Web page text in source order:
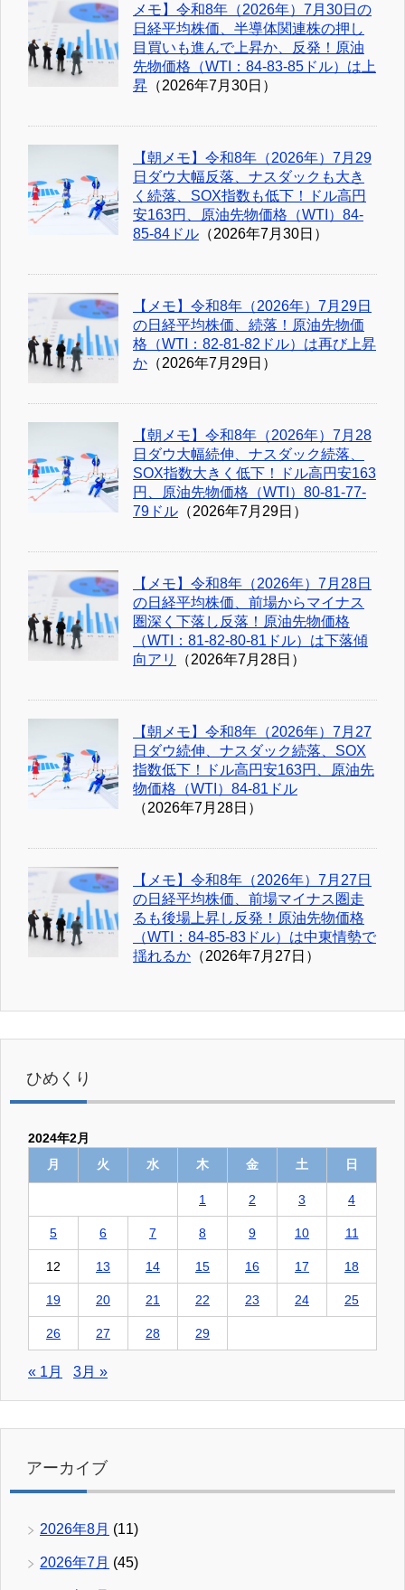
メモ】令和8年（2026年）7月30日の
日経平均株価、半導体関連株の押し
目買いも進んで上昇か、反発！原油
先物価格（WTI：84-83-85ドル）は上
昇 （2026年7月30日）
【朝メモ】令和8年（2026年）7月29
日ダウ大幅反落、ナスダックも大き
く続落、SOX指数も低下！ドル高円
安163円、原油先物価格（WTI）84-
85-84ドル （2026年7月30日）
【メモ】令和8年（2026年）7月29日
の日経平均株価、続落！原油先物価
格（WTI：82-81-82ドル）は再び上昇
か （2026年7月29日）
【朝メモ】令和8年（2026年）7月28
日ダウ大幅続伸、ナスダック続落、
SOX指数大きく低下！ドル高円安163
円、原油先物価格（WTI）80-81-77-
79ドル （2026年7月29日）
【メモ】令和8年（2026年）7月28日
の日経平均株価、前場からマイナス
圏深く下落し反落！原油先物価格
（WTI：81-82-80-81ドル）は下落傾
向アリ
（2026年7月28日）
【朝メモ】令和8年（2026年）7月27
日ダウ続伸、ナスダック続落、SOX
指数低下！ドル高円安163円、原油先
物価格（WTI）84-81ドル
（2026年7月28日）
【メモ】令和8年（2026年）7月27日
の日経平均株価、前場マイナス圏走
るも後場上昇し反発！原油先物価格
（WTI：84-85-83ドル）は中東情勢で
揺れるか （2026年7月27日）
ひめくり
2024年2月
月
火 水 木 金 土 日
1 2 3 4
5 6 7 8 9 10 11
12 13 14 15 16 17 18
19 20 21 22 23 24 25
26 27 28 29
« 1月 3月 »
アーカイブ
2026年8月 (11)
2026年7月 (45)